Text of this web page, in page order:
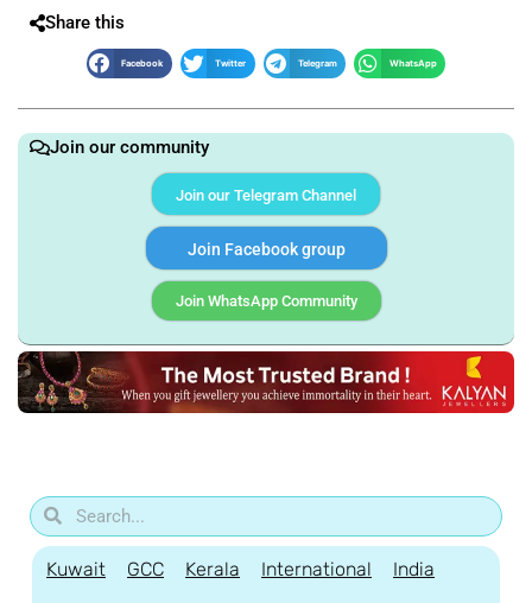
Share this
Facebook Twitter Telegram WhatsApp
Join our community
Join our Telegram Channel
Join Facebook group
Join WhatsApp Community
Kuwait GCC Kerala International India